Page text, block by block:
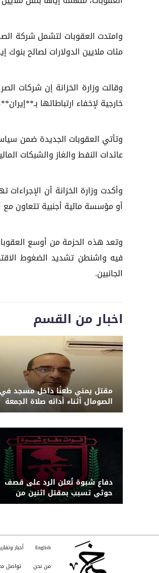
وامتدت العقوبات لتشمل شركة
مئات ملايين الدولارات لصالح بنوك
وقالت وزارة الخزانة إن شركات
خارجية لإخفاء ارتباطاتها
وتأتي العقوبات الجديدة ضمن
عائدات النفط والغاز والشبكات
وأكدت وزارة الخزانة أن
أو مؤسسة مالية أجنبية تتعاون
وتعد هذه الحزمة من أوسع
فيه واشنطن تشديد الضغوط
الجانبين.
اخبار من القسم
مقتل يمني طعنًا داخل مسجد في
الصومال أثناء أدائه صلاة الجمعة
دفاع شبوة تُعلن الرد على قصف
حوثي تسبب بمقتل اثنين من
قواتها بجبهة حريب
English أخبار
من نحن تواصل